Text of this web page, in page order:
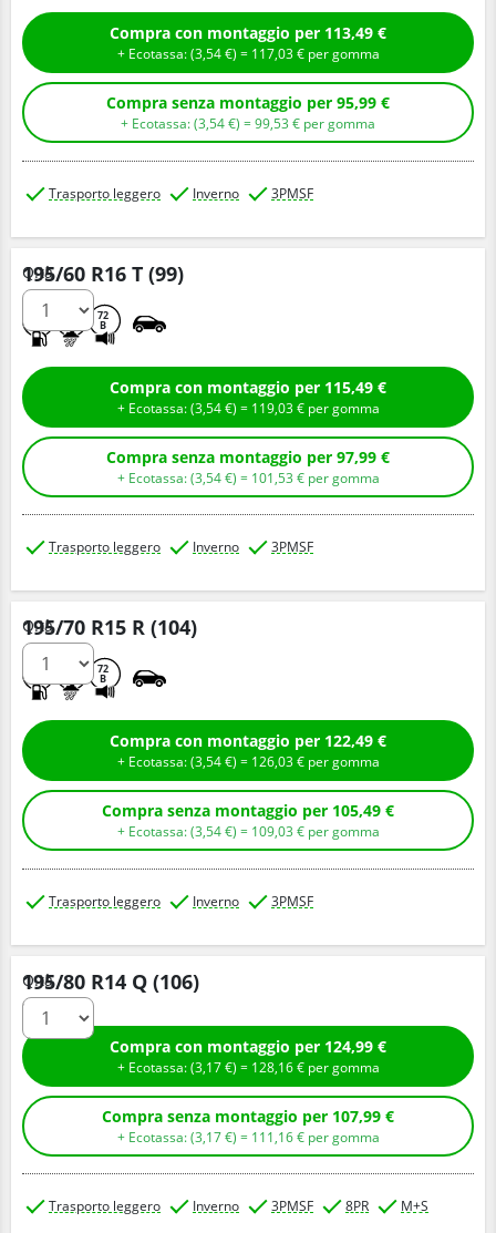
Compra con montaggio per 113,49 €
+ Ecotassa: (3,54€ ) = 117,03€ per gomma
Compra senza montaggio per 95,99 €
+ Ecotassa: (3,54€ ) =99,53 € per gomma
Trasporto leggero Inverno 3PMSF
195/60 R16 T (99)
72
B
Q.tà
Compra con montaggio per 115,49 €
+ Ecotassa: (3,54€ ) = 119,03€ per gomma
Compra senza montaggio per 97,99 €
+ Ecotassa: (3,54€ ) = 101,53 € per gomma
Trasporto leggero Inverno 3PMSF
195/70 R15 R (104)
72
B
Q.tà
Compra con montaggio per 122,49 €
+ Ecotassa: (3,54€ ) = 126,03€ per gomma
Compra senza montaggio per 105,49 €
+ Ecotassa: (3,54€ ) = 109,03 € per gomma
Trasporto leggero Inverno 3PMSF
195/80 R14 Q (106)
Q.tà
Compra con montaggio per 124,99 €
+ Ecotassa: (3,17€ ) = 128,16€ per gomma
Compra senza montaggio per 107,99 €
+ Ecotassa: (3,17€ ) = 111,16€ per gomma
Trasporto leggero Inverno 3PMSF 8PR M+S